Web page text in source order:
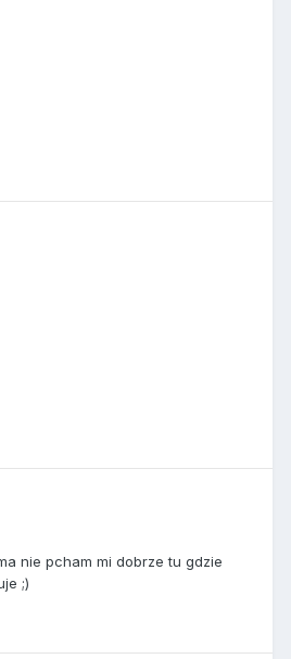
nie pcham mi dobrze tu gdzie
;)